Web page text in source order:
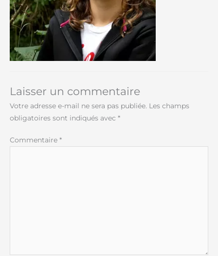
Laisser un commentaire
Votre adresse e-mail ne sera pas publiée. Les champs
obligatoires sont indiqués avec *
Commentaire *